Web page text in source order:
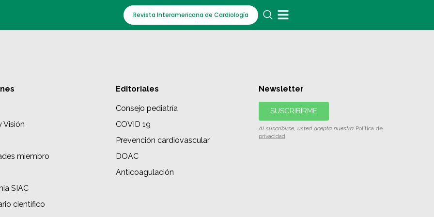
Revista Interamericana de Cardiología
Visión
miembro
SIAC
científico
Editoriales
Consejo pediatría
COVID 19
Prevención cardiovascular
DOAC
Anticoagulación
Newsletter
SUSCRIBIRME
Al suscribirse, usted acepta nuestra Política de
privacidad